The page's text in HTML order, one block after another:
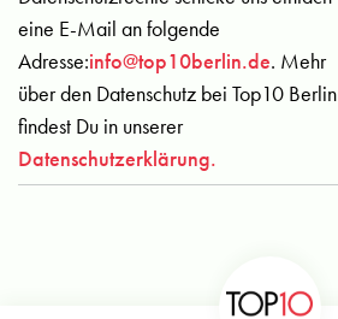
eine E-Mail an folgende
Adresse:info@top10berlin.de. Mehr
über den Datenschutz bei Top10 Berlin
findest Du in unserer
Datenschutzerklärung.